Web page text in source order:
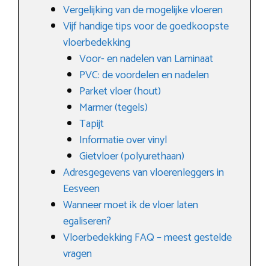
Vergelijking van de mogelijke vloeren
Vijf handige tips voor de goedkoopste
vloerbedekking
Voor- en nadelen van Laminaat
PVC: de voordelen en nadelen
Parket vloer (hout)
Marmer (tegels)
Tapijt
Informatie over vinyl
Gietvloer (polyurethaan)
Adresgegevens van vloerenleggers in
Eesveen
Wanneer moet ik de vloer laten
egaliseren?
Vloerbedekking FAQ – meest gestelde
vragen